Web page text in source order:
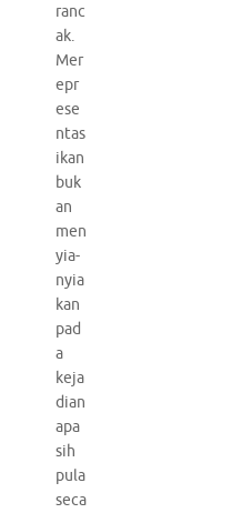
ranc
ak.
Mer
epr
ese
ntas
ikan
buk
an
men
yia-
nyia
kan
pad
a
keja
dian
apa
sih
pula
seca